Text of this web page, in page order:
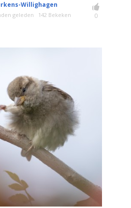
Willighagen
geleden 142 Bekeken 0